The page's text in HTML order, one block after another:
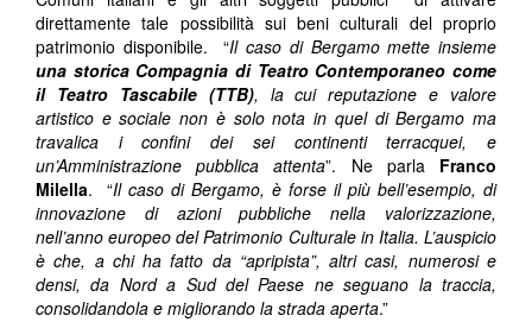
direttamente tale possibilità sui beni culturali del proprio
patrimonio disponibile. “Il caso di Bergamo mette insieme
una storica Compagnia di Teatro Contemporaneo come
il Teatro Tascabile (TTB), la cui reputazione e valore
artistico e sociale non è solo nota in quel di Bergamo ma
travalica i confini dei sei continenti terracquei, e
un’Amministrazione pubblica attenta”. Ne parla Franco
Milella. “Il caso di Bergamo, è forse il più bell’esempio, di
innovazione di azioni pubbliche nella valorizzazione,
nell’anno europeo del Patrimonio Culturale in Italia. L’auspicio
è che, a chi ha fatto da “apripista”, altri casi, numerosi e
densi, da Nord a Sud del Paese ne seguano la traccia,
consolidandola e migliorando la strada aperta.”